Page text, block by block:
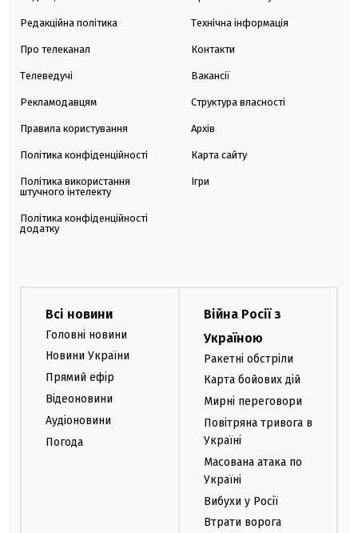
Редакційна політика
Про телеканал
Телеведучі
Рекламодавцям
Правила користування
Політика конфіденційності
Політика використання
штучного інтелекту
Політика конфіденційності
додатку
Технічна інформація
Контакти
Вакансії
Структура власності
Архів
Карта сайту
Ігри
Всі новини
Головні новини
Новини України
Прямий ефір
Відеоновини
Аудіоновини
Погода
Війна Росії з
Україною
Ракетні обстріли
Карта бойових дій
Мирні переговори
Повітряна тривога в
Україні
Масована атака по
Україні
Вибухи у Росії
Втрати ворога